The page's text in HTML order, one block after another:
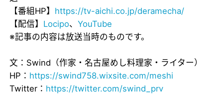
【番組HP】 https://tv-aichi.co.jp/deramecha/
【配信】 Locipo、YouTube
※記事の内容は放送当時のものです。
文：Swind（作家・名古屋めし料理家・ライター）
HP： https://swind758.wixsite.com/meshi
Twitter： https://twitter.com/swind_prv